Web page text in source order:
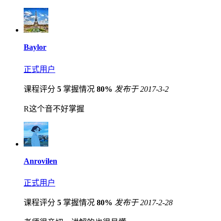
Baylor
正式用户
课程评分 5 掌握情况 80% 发布于 2017-3-2
R这个音不好掌握
Anrovilen
正式用户
课程评分 5 掌握情况 80% 发布于 2017-2-28